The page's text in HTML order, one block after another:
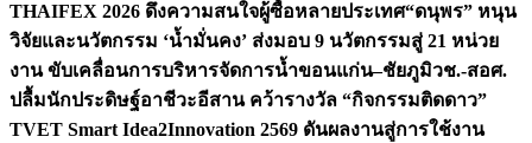
THAIFEX 2026 ดึงความสนใจผู้ซื้อหลายประเทศ“ดนุพร” หนุน
วิจัยและนวัตกรรม ‘น้ำมั่นคง’ ส่งมอบ 9 นวัตกรรมสู่ 21 หน่วย
งาน ขับเคลื่อนการบริหารจัดการน้ำขอนแก่น–ชัยภูมิวช.-สอศ.
ปลื้มนักประดิษฐ์อาชีวะอีสาน คว้ารางวัล “กิจกรรมติดดาว”
TVET Smart Idea2Innovation 2569 ดันผลงานสู่การใช้งาน